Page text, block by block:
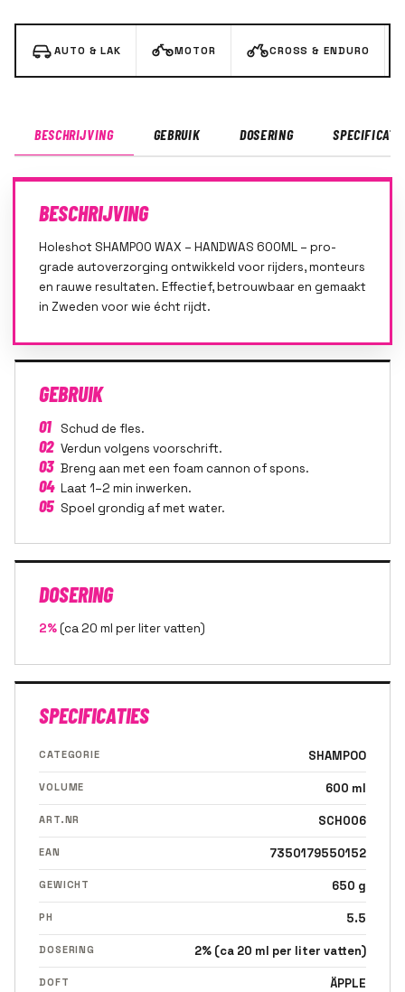
AUTO & LAK MOTOR CROSS & ENDURO
BESCHRIJVING GEBRUIK DOSERING
BESCHRIJVING
Holeshot SHAMPOO WAX – HANDWAS 600ML – pro-
grade autoverzorging ontwikkeld voor rijders, monteurs
en rauwe resultaten. Effectief, betrouwbaar en gemaakt
in Zweden voor wie écht rijdt.
GEBRUIK
01 Schud de fles.
02 Verdun volgens voorschrift.
03 Breng aan met een foam cannon of spons.
04 Laat 1–2 min inwerken.
05 Spoel grondig af met water.
DOSERING
2%(ca 20 ml per liter vatten)
SPECIFICATIES
CATEGORIE SHAMPOO
VOLUME 600 ml
ART.NR SCH006
EAN 7350179550152
GEWICHT 650 g
PH 5.5
DOSERING 2% (ca 20 ml per liter vatten)
DOFT ÄPPLE